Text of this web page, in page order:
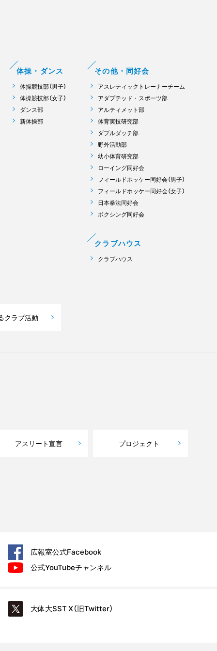
体操・ダンス
体操競技部（男子）
体操競技部（女子）
ダンス部
新体操部
その他・同好会
アスレティックトレーナーチーム
アダプテッド・スポーツ部
アルティメット部
体育実技研究部
ダブルダッチ部
野外活動部
幼小体育研究部
ローイング同好会
フィールドホッケー同好会（男子）
フィールドホッケー同好会（女子）
日本拳法同好会
ボクシング同好会
クラブハウス
クラブハウス
クラブ活動
アスリート宣言 プロジェクト
広報室公式Facebook
公式YouTubeチャンネル
大体大SSTX（旧Twitter）